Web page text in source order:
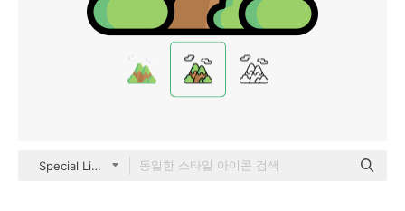
Special Lineal color